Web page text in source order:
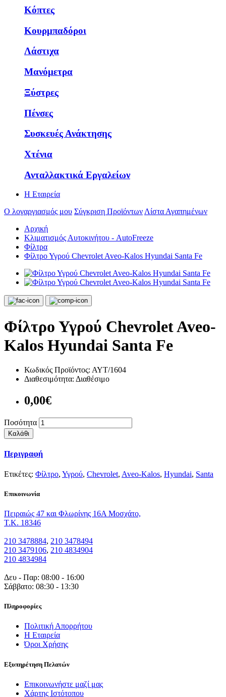
Κόπτες
Κουρμπαδόροι
Λάστιχα
Μανόμετρα
Ξύστρες
Πένσες
Συσκευές Ανάκτησης
Χτένια
Ανταλλακτικά Εργαλείων
Η Εταιρεία
Ο λογαργιασμός μου Σύγκριση ΠροϊόντωνΛίστα Αγαπημένων
Αρχική
Κλιματισμός Αυτοκινήτου - AutoFreeze
Φίλτρα
Φίλτρο Υγρού Chevrolet Aveo-Kalos Hyundai Santa Fe
Φίλτρο Υγρού Chevrolet Aveo-
Kalos Hyundai Santa Fe
Κωδικός Προϊόντος: ΑΥΤ/1604
Διαθεσιμότητα: Διαθέσιμο
0,00€
Ποσότητα
Καλάθι
Περιγραφή
Ετικέτες: Φίλτρο, Υγρού, Chevrolet, Aveo-Kalos, Hyundai, Santa
Eπικοινωνία
Πειραιώς 47 και Φλωρίνης 16Α Μοσχάτο,
T.K. 18346
210 3478884, 210 3478494
210 3479106, 210 4834904
210 4834984
Δευ - Παρ: 08:00 - 16:00
Σάββατο: 08:30 - 13:30
Πληροφορίες
Πολιτική Απορρήτου
Η Εταιρεία
Όροι Χρήσης
Εξυπηρέτηση Πελατών
Επικοινωνήστε μαζί μας
Χάρτης Ιστότοπου